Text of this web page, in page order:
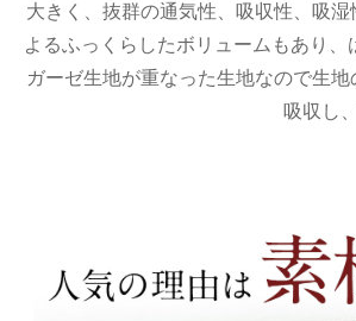
大きく、抜群の通気性、吸収性、吸
よるふっくらしたボリュームもあり
ガーゼ生地が重なった生地なので生
吸収し